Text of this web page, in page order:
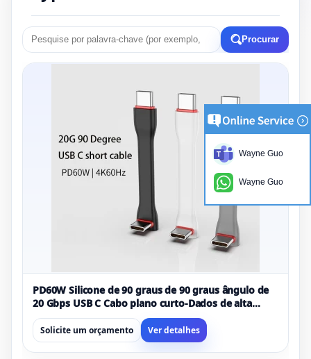
Procurar
PD60W Silicone de 90 graus de 90 graus ângulo de
20 Gbps USB C Cabo plano curto-Dados de alta
velocidade e carregamento
Solicite um orçamento Ver detalhes
Wayne Guo
Wayne Guo